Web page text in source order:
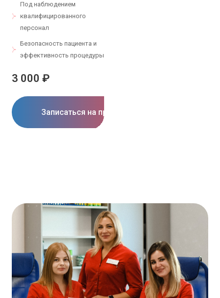
Под наблюдением
квалифицированного
персонал
Безопасность пациента и
эффективность процедуры
3 000 ₽
Записаться на прием